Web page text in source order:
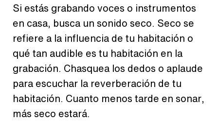
Si estás grabando voces o instrumentos
en casa, busca un sonido seco. Seco se
refiere a la influencia de tu habitación o
qué tan audible es tu habitación en la
grabación. Chasquea los dedos o aplaude
para escuchar la reverberación de tu
habitación. Cuanto menos tarde en sonar,
más seco estará.